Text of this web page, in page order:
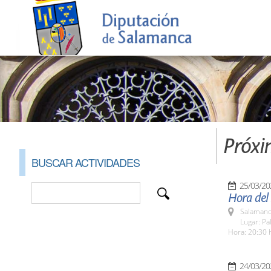
BUSCAR ACTIVIDADES
25/03/
Hora
Lugar:
Hora: 20:30
24/03/